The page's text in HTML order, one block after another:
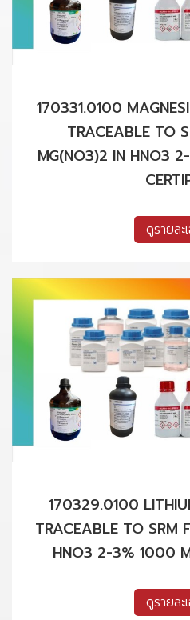
170331.0100
TRACEABLE TO
MG(NO3)2 IN HNO3
ดูรายละ
170329.0100
TRACEABLE TO SRM
HNO3 2-3% 1000
ดูรายละ